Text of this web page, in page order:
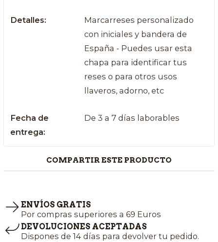
Detalles:
Marcarreses personalizado
con iniciales y bandera de
España - Puedes usar esta
chapa para identificar tus
reses o para otros usos
llaveros, adorno, etc
Fecha de
entrega:
De 3 a 7 días laborables
COMPARTIR ESTE PRODUCTO
ENVÍOS GRATIS
Por compras superiores a 69 Euros
DEVOLUCIONES ACEPTADAS
Dispones de 14 días para devolver tu pedido.